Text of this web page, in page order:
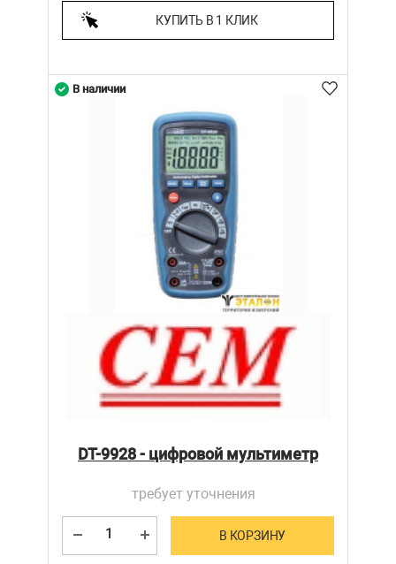
КУПИТЬ В 1 КЛИК
DT-9928 - цифровой мультиметр
требует уточнения
В КОРЗИНУ
В наличии